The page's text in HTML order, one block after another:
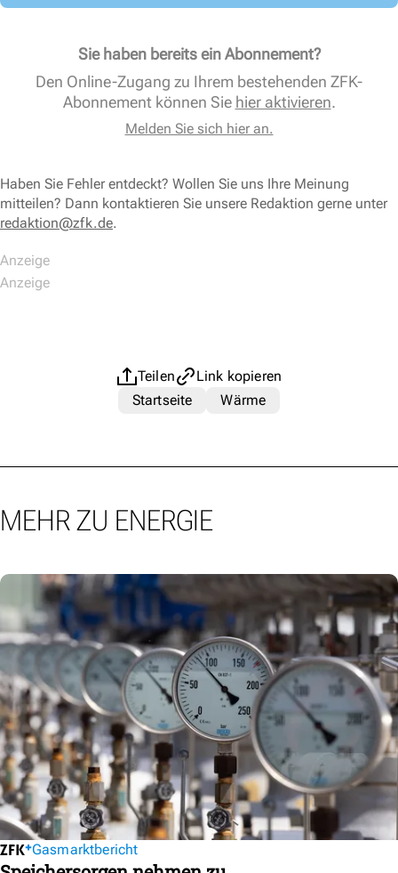
Sie haben bereits ein Abonnement?
Den Online-Zugang zu Ihrem bestehenden ZFK-
Abonnement können Sie hier aktivieren.
Melden Sie sich hier an.
Haben Sie Fehler entdeckt? Wollen Sie uns Ihre Meinung
mitteilen? Dann kontaktieren Sie unsere Redaktion gerne unter
redaktion@zfk.de.
Teilen
Link kopieren
Startseite
Wärme
MEHR ZU ENERGIE
Gasmarktbericht